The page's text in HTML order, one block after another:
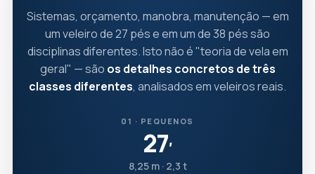
Sistemas, orçamento, manobra, manutenção — em
um veleiro de 27 pés e em um de 38 pés são
disciplinas diferentes. Isto não é "teoria de vela em
geral" — são os detalhes concretos de três
classes diferentes, analisados em veleiros reais.
01 · PEQUENOS
27′
8,25 m · 2,3 t